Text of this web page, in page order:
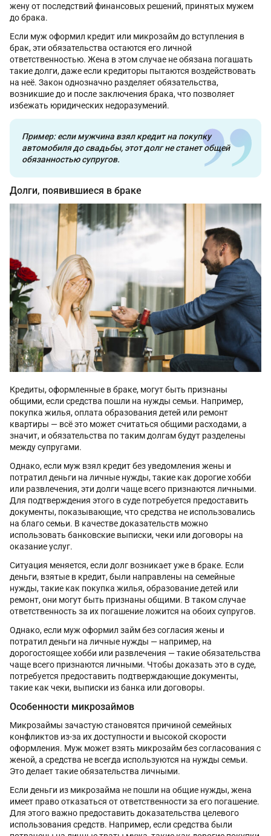
жену от последствий финансовых решений, принятых мужем
до брака.
Если муж оформил кредит или микрозайм до вступления в
брак, эти обязательства остаются его личной
ответственностью. Жена в этом случае не обязана погашать
такие долги, даже если кредиторы пытаются воздействовать
на неё. Закон однозначно разделяет обязательства,
возникшие до и после заключения брака, что позволяет
избежать юридических недоразумений.
Пример: если мужчина взял кредит на покупку
автомобиля до свадьбы, этот долг не станет общей
обязанностью супругов.
Долги, появившиеся в браке
Кредиты, оформленные в браке, могут быть признаны
общими, если средства пошли на нужды семьи. Например,
покупка жилья, оплата образования детей или ремонт
квартиры — всё это может считаться общими расходами, а
значит, и обязательства по таким долгам будут разделены
между супругами.
Однако, если муж взял кредит без уведомления жены и
потратил деньги на личные нужды, такие как дорогие хобби
или развлечения, эти долги чаще всего признаются личными.
Для подтверждения этого в суде потребуется предоставить
документы, показывающие, что средства не использовались
на благо семьи. В качестве доказательств можно
использовать банковские выписки, чеки или договоры на
оказание услуг.
Ситуация меняется, если долг возникает уже в браке. Если
деньги, взятые в кредит, были направлены на семейные
нужды, такие как покупка жилья, образование детей или
ремонт, они могут быть признаны общими. В таком случае
ответственность за их погашение ложится на обоих супругов.
Однако, если муж оформил займ без согласия жены и
потратил деньги на личные нужды — например, на
дорогостоящее хобби или развлечения — такие обязательства
чаще всего признаются личными. Чтобы доказать это в суде,
потребуется предоставить подтверждающие документы,
такие как чеки, выписки из банка или договоры.
Особенности микрозаймов
Микрозаймы зачастую становятся причиной семейных
конфликтов из-за их доступности и высокой скорости
оформления. Муж может взять микрозайм без согласования с
женой, а средства не всегда используются на нужды семьи.
Это делает такие обязательства личными.
Если деньги из микрозайма не пошли на общие нужды, жена
имеет право отказаться от ответственности за его погашение.
Для этого важно предоставить доказательства целевого
использования средств. Например, если средства были